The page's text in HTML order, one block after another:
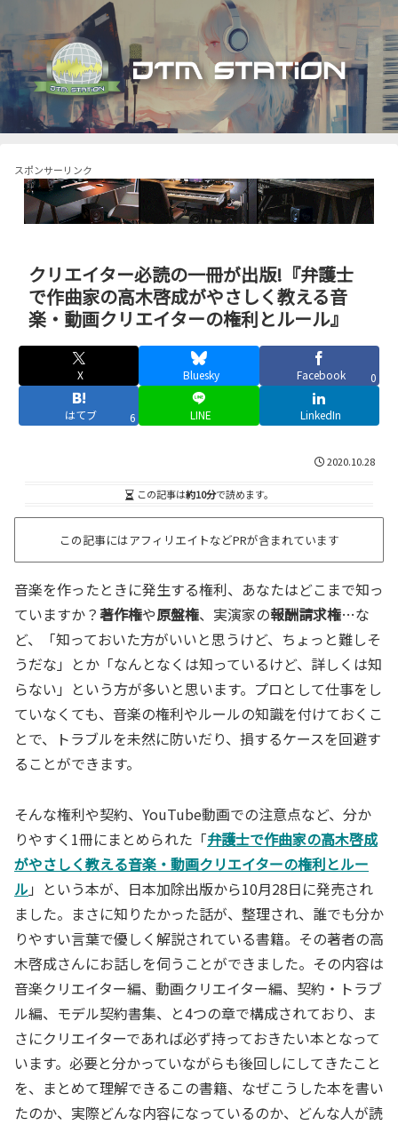
スポンサーリンク
クリエイター必読の一冊が出版!『弁護士
で作曲家の高木啓成がやさしく教える音
楽・動画クリエイターの権利とルール』
X Bluesky Facebook 0
はてブ 6 LINE LinkedIn
2020.10.28
この記事は約10分で読めます。
この記事にはアフィリエイトなどPRが含まれています
音楽を作ったときに発生する権利、あなたはどこまで知っ
ていますか？著作権や原盤権、実演家の報酬請求権…な
ど、「知っておいた方がいいと思うけど、ちょっと難しそ
うだな」とか「なんとなくは知っているけど、詳しくは知
らない」という方が多いと思います。プロとして仕事をし
ていなくても、音楽の権利やルールの知識を付けておくこ
とで、トラブルを未然に防いだり、損するケースを回避す
ることができます。
そんな権利や契約、YouTube動画での注意点など、分か
りやすく1冊にまとめられた「弁護士で作曲家の高木啓成
がやさしく教える音楽・動画クリエイターの権利とルー
ル」という本が、日本加除出版から10月28日に発売され
ました。まさに知りたかった話が、整理され、誰でも分か
りやすい言葉で優しく解説されている書籍。その著者の高
木啓成さんにお話しを伺うことができました。その内容は
音楽クリエイター編、動画クリエイター編、契約・トラブ
ル編、モデル契約書集、と4つの章で構成されており、ま
さにクリエイターであれば必ず持っておきたい本となって
います。必要と分かっていながらも後回しにしてきたこと
を、まとめて理解できるこの書籍、なぜこうした本を書い
たのか、実際どんな内容になっているのか、どんな人が読